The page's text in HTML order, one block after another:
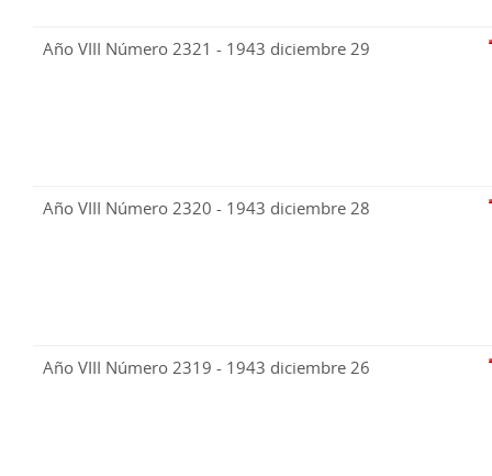
Año VIII Número 2321 - 1943 diciembre 29
Año VIII Número 2320 - 1943 diciembre 28
Año VIII Número 2319 - 1943 diciembre 26